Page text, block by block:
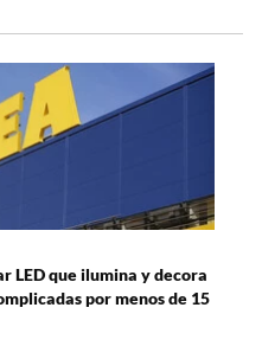
LED que ilumina y decora
por menos de 15